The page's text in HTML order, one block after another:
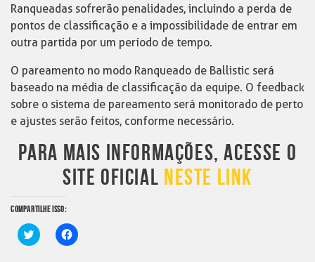
Ranqueadas sofrerão penalidades, incluindo a perda de
pontos de classificação e a impossibilidade de entrar em
outra partida por um período de tempo.
O pareamento no modo Ranqueado de Ballistic será
baseado na média de classificação da equipe. O feedback
sobre o sistema de pareamento será monitorado de perto
e ajustes serão feitos, conforme necessário.
PARA MAIS INFORMAÇÕES, ACESSE O
SITE OFICIAL NESTE LINK
COMPARTILHE ISSO:
Clique
para
Clique
para